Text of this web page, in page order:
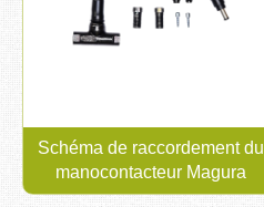
Schéma de raccordement du
manocontacteur Magura